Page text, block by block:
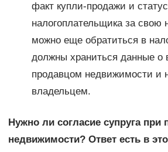
факт купли-продажи и статус
налогоплательщика за свою
можно еще обратиться в
должны храниться данные о
продавцом недвижимости и
владельцем.
Нужно ли согласие супруга при
недвижимости? Ответ есть в